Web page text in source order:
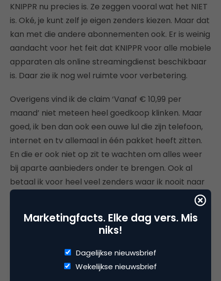
KNIPPR nu precies is. Ze zeggen vooral wat het NIET
is. Oké, je kunt zelf je eigen zenders kiezen. Maar dat
kan met die andere abonnementen ook. Er is weinig
aandacht voor het feit dat KNIPPR voor alle mobiele
apparaten als online streamingdienst beschikbaar
is. Daar zie ik nog wel ruimte voor verbetering.
Overigens vind ik de claim ‘Vanaf € 10,99 per
maand’ niet meteen heel goedkoop klinken. Maar
goed, ik ben dan ook een ouwe lul die zijn telefoon,
internet en tv allemaal in één pakket heeft zitten.
En die er ook niet op zit te wachten om alles weer
bij aparte aanbieders onder te brengen. Ook al
betaal ik voor heel veel zenders waar ik nooit naar
kijk. Misschien ben ik wel overstapmoe…
Deel dit artikel
Marketingfacts. Elke dag vers. Mis
niks!
Dagelijkse nieuwsbrief
Wekelijkse nieuwsbrief